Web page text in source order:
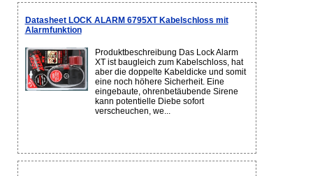
Datasheet LOCK ALARM 6795XT Kabelschloss mit
Alarmfunktion
Produktbeschreibung Das Lock Alarm
XT ist baugleich zum Kabelschloss, hat
aber die doppelte Kabeldicke und somit
eine noch höhere Sicherheit. Eine
eingebaute, ohrenbetäubende Sirene
kann potentielle Diebe sofort
verscheuchen, we...